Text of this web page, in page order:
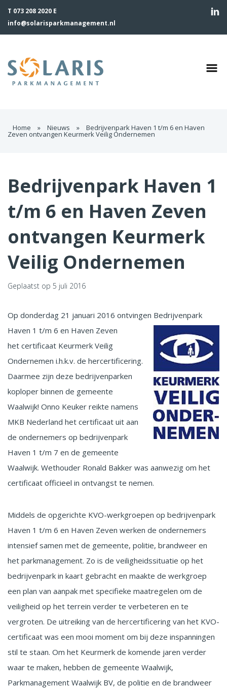
T 073 208 2020 E
info@solarisparkmanagement.nl
Home » Nieuws » Bedrijvenpark Haven 1 t/m 6 en Haven
Zeven ontvangen Keurmerk Veilig Ondernemen
Bedrijvenpark Haven 1
t/m 6 en Haven Zeven
ontvangen Keurmerk
Veilig Ondernemen
Geplaatst op 5 juli 2016
Op donderdag 21 januari 2016 ontvingen Bedrijvenpark
Haven 1 t/m 6 en Haven Zeven
het certificaat Keurmerk Veilig
Ondernemen i.h.k.v. de hercertificering.
Daarmee zijn deze bedrijvenparken
koploper binnen de gemeente
Waalwijk! Onno Keuker reikte namens
MKB Nederland het certificaat uit aan
de ondernemers op bedrijvenpark
Haven 1 t/m 7 en de gemeente
Waalwijk. Wethouder Ronald Bakker was aanwezig om het
certificaat officieel in ontvangst te nemen.
Middels de opgerichte KVO-werkgroepen op bedrijvenpark
Haven 1 t/m 6 en Haven Zeven werken de ondernemers
intensief samen met de gemeente, politie, brandweer en
het parkmanagement. Zo is de veiligheidssituatie op het
bedrijvenpark in kaart gebracht en maakte de werkgroep
een plan van aanpak met specifieke maatregelen om de
veiligheid op het terrein verder te verbeteren en te
vergroten. De uitreiking van de hercertificering van het KVO-
certificaat was een mooi moment om bij deze inspanningen
stil te staan. Om het Keurmerk de komende jaren verder
waar te maken, hebben de gemeente Waalwijk,
Parkmanagement Waalwijk BV, de politie en de brandweer